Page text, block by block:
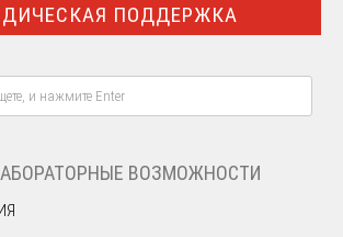
ПОДДЕРЖКА
ВОЗМОЖНОСТИ